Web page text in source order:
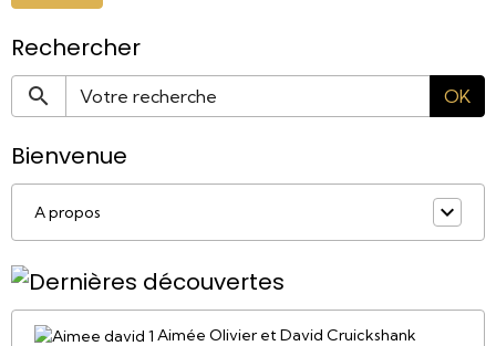
Rechercher
OK
Bienvenue
A propos
Aimée Olivier et David Cruickshank